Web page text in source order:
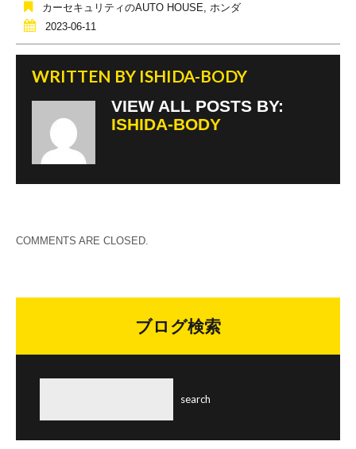
o
k
カーセキュリティのAUTO HOUSE, ホンダ
2023-06-11
WRITTEN BY ISHIDA-BODY
VIEW ALL POSTS BY:
ISHIDA-BODY
COMMENTS ARE CLOSED.
ブログ検索